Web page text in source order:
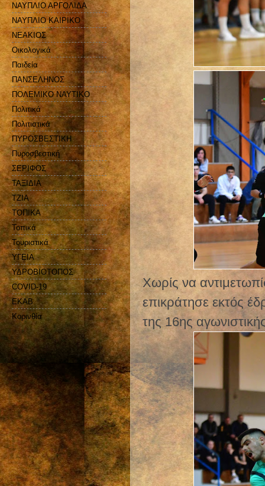
Χωρίς να
επικράτησε εκτός
της 16ης
ΝΑΥΠΛΙΟ ΑΡΓΟΛΙΔΑ
ΝΑΥΠΛΙΟ ΚΑΙΡΙΚΟ
ΝΕΑΚΙΟΣ
Οικολογικά
Παιδεία
ΠΑΝΣΕΛΗΝΟΣ
ΠΟΛΕΜΙΚΟ ΝΑΥΤΙΚΟ
Πολιτικά
Πολιτιστικά
ΠΥΡΟΣΒΕΣΤΙΚΗ
Πυροσβεστική
ΣΕΡΙΦΟΣ
ΤΑΞΙΔΙΑ
ΤΖΙΑ
ΤΟΠΙΚΑ
Τοπικά
Τουριστικά
ΥΓΕΙΑ
ΥΔΡΟΒΙΟΤΟΠΟΣ
COVID-19
EKAB
Kορινθία